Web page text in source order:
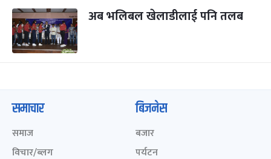
अब भलिबल खेलाडीलाई पनि तलब
समाचार
समाज
विचार/ब्लग
बिजनेस
बजार
पर्यटन